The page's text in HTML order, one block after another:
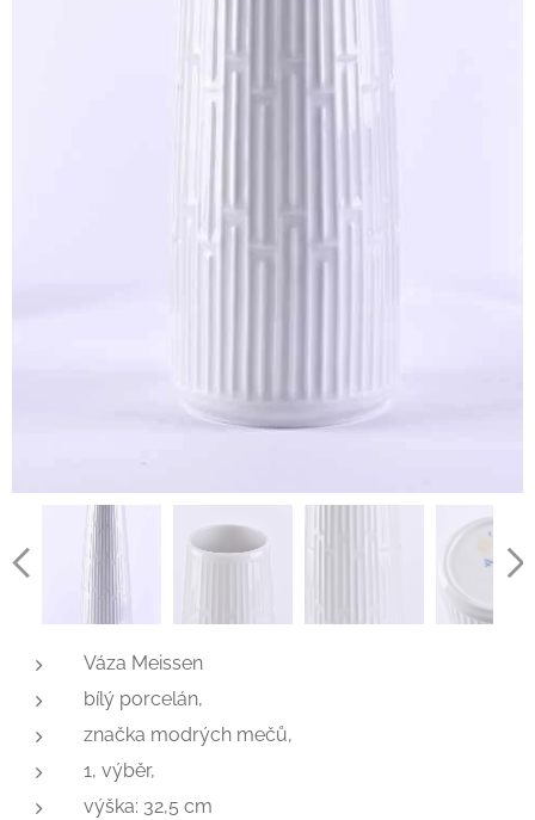
Váza Meissen
bílý porcelán,
značka modrých mečů,
1, výběr,
výška: 32,5 cm